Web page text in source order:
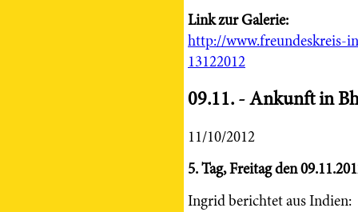
Link zur Galerie:
http://www.freundeskreis-
13122012
09.11. - Ankunft in
11/10/2012
5. Tag, Freitag den
Ingrid berichtet aus Indien: